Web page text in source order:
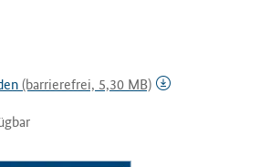
(barrierefrei, 5,30 MB)